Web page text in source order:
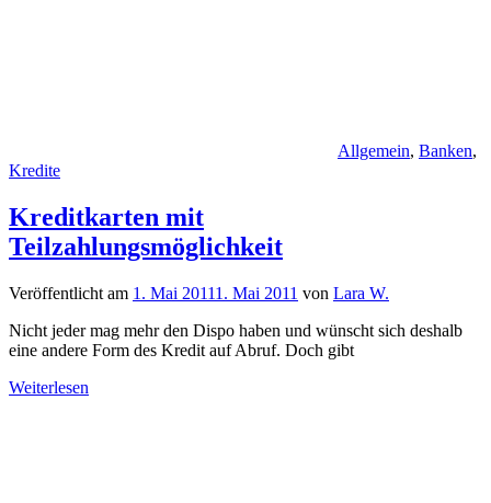
Allgemein, Banken,
Kredite
Kreditkarten mit
Teilzahlungsmöglichkeit
Veröffentlicht am 1. Mai 20111. Mai 2011 von Lara W.
Nicht jeder mag mehr den Dispo haben und wünscht sich deshalb
eine andere Form des Kredit auf Abruf. Doch gibt
Weiterlesen